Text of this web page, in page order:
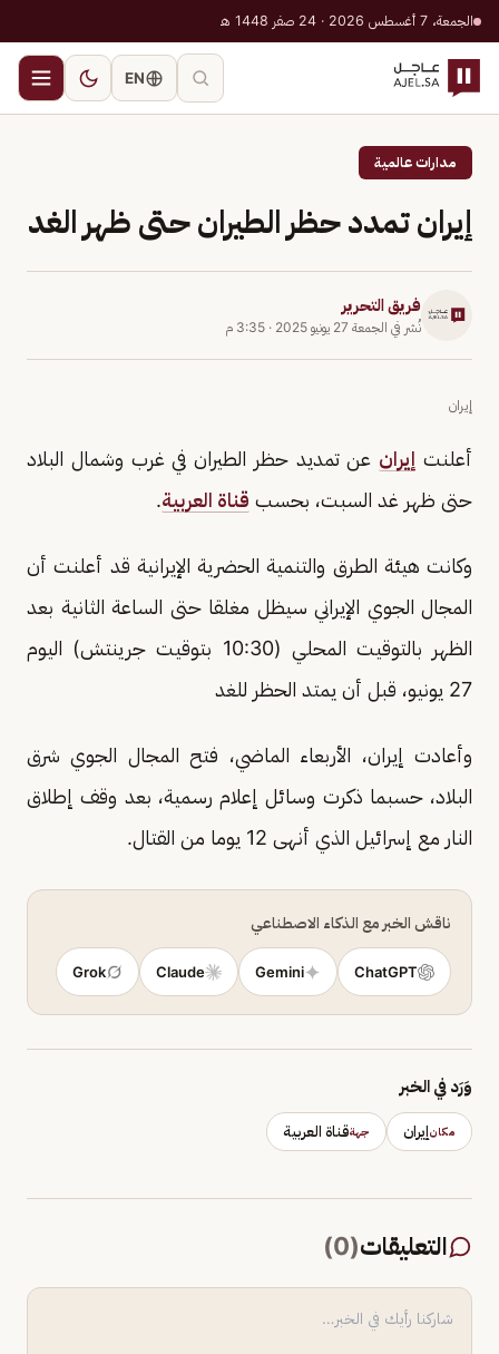
الجمعة، 7 أغسطس 2026 · 24 صفر 1448 هـ
EN
مدارات عالمية
إيران تمدد حظر الطيران حتى ظهر الغد
فريق التحرير
نُشر في الجمعة 27 يونيو 2025 · 3:35 م
إيران
أعلنت إيران عن تمديد حظر الطيران في غرب وشمال البلاد
حتى ظهر غد السبت، بحسب قناة العربية.
وكانت هيئة الطرق والتنمية الحضرية الإيرانية قد أعلنت أن
المجال الجوي الإيراني سيظل مغلقا حتى الساعة الثانية بعد
الظهر بالتوقيت المحلي (10:30 بتوقيت جرينتش) اليوم
27 يونيو، قبل أن يمتد الحظر للغد
وأعادت إيران، الأربعاء الماضي، فتح المجال الجوي شرق
البلاد، حسبما ذكرت وسائل إعلام رسمية، بعد وقف إطلاق
النار مع إسرائيل الذي أنهى 12 يوما من القتال.
ناقش الخبر مع الذكاء الاصطناعي
ChatGPT
Gemini
Claude
Grok
وَرَد في الخبر
مكانإيران جهةقناة العربية
التعليقات(
0
)